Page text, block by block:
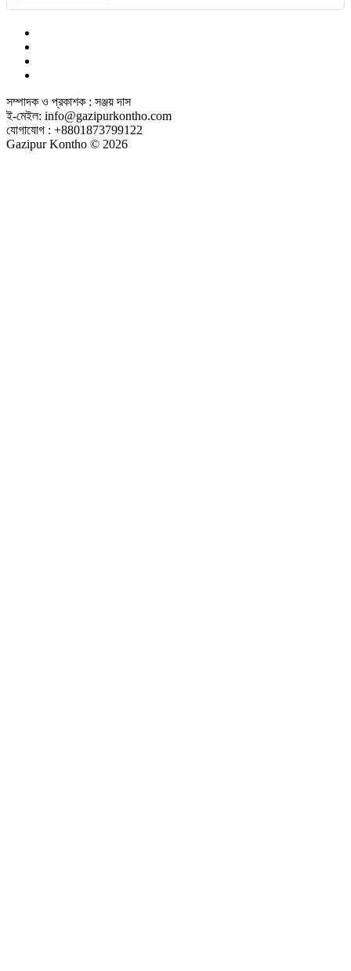
সম্পাদক ও প্রকাশক : সঞ্জয় দাস
ই-মেইল: info@gazipurkontho.com
যোগাযোগ : +8801873799122
Gazipur Kontho © 2026